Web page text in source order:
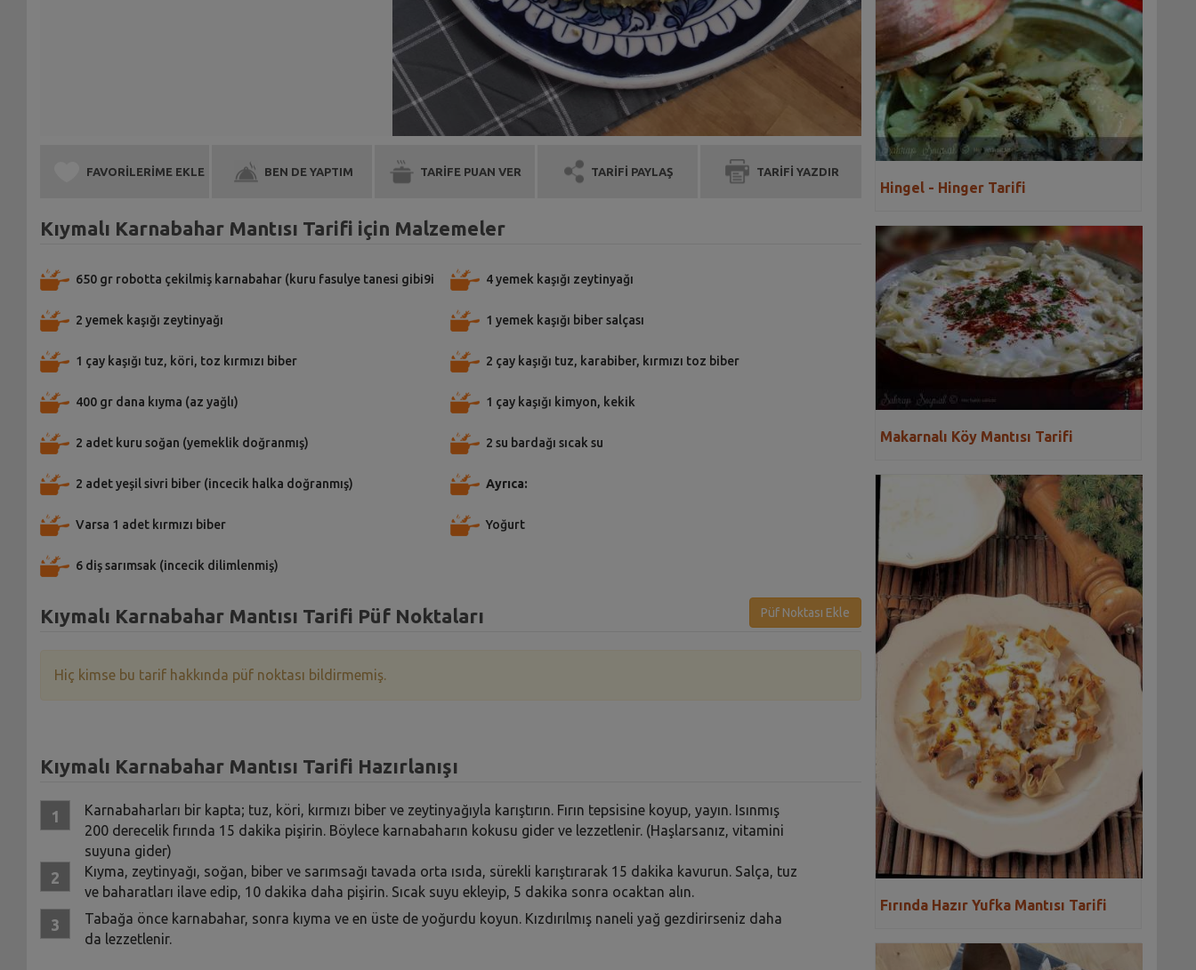
FAVORİLERİME EKLE BEN DE YAPTIM TARİFE PUAN VER TARİFİ PAYLAŞ TARİFİ YAZDIR
Kıymalı Karnabahar Mantısı Tarifi için Malzemeler
650 gr robotta çekilmiş karnabahar (kuru fasulye tanesi gibi9i
2 yemek kaşığı zeytinyağı
1 çay kaşığı tuz, köri, toz kırmızı biber
400 gr dana kıyma (az yağlı)
2 adet kuru soğan (yemeklik doğranmış)
2 adet yeşil sivri biber (incecik halka doğranmış)
Varsa 1 adet kırmızı biber
6 diş sarımsak (incecik dilimlenmiş)
4 yemek kaşığı zeytinyağı
1 yemek kaşığı biber salçası
2 çay kaşığı tuz, karabiber, kırmızı toz biber
1 çay kaşığı kimyon, kekik
2 su bardağı sıcak su
Ayrıca:
Yoğurt
Kıymalı Karnabahar Mantısı Tarifi Püf Noktaları Püf Noktası Ekle
Hiç kimse bu tarif hakkında püf noktası bildirmemiş.
Kıymalı Karnabahar Mantısı Tarifi Hazırlanışı
Karnabaharları bir kapta; tuz, köri, kırmızı biber ve zeytinyağıyla karıştırın. Fırın tepsisine koyup, yayın. Isınmış
200 derecelik fırında 15 dakika pişirin. Böylece karnabaharın kokusu gider ve lezzetlenir. (Haşlarsanız, vitamini
suyuna gider)
Kıyma, zeytinyağı, soğan, biber ve sarımsağı tavada orta ısıda, sürekli karıştırarak 15 dakika kavurun. Salça, tuz
ve baharatları ilave edip, 10 dakika daha pişirin. Sıcak suyu ekleyip, 5 dakika sonra ocaktan alın.
Tabağa önce karnabahar, sonra kıyma ve en üste de yoğurdu koyun. Kızdırılmış naneli yağ gezdirirseniz daha
da lezzetlenir.
Hingel - Hinger Tarifi
Makarnalı Köy Mantısı Tarifi
Fırında Hazır Yufka Mantısı Tarifi